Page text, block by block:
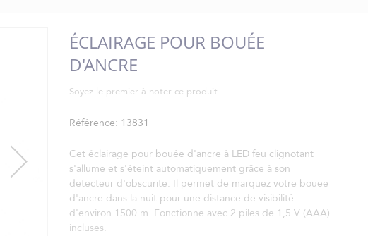
ÉCLAIRAGE POUR BOUÉE
D'ANCRE
Soyez le premier à noter ce produit
Référence 13831
Cet éclairage pour bouée d'ancre à LED feu clignotant
s'allume et s'éteint automatiquement grâce à son
détecteur d'obscurité. Il permet de marquez votre bouée
d'ancre dans la nuit pour une distance de visibilité
d'environ 1500 m. Fonctionne avec 2 piles de 1,5 V (AAA)
incluses.